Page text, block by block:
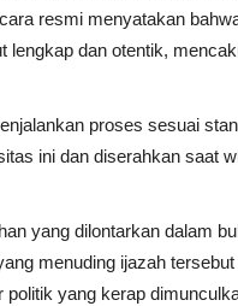
resmi menyatakan
lengkap dan otentik,
proses sesuai
ini dan diserahkan saat
yang dilontarkan dalam
menuding ijazah
yang kerap